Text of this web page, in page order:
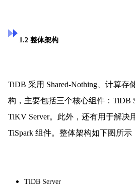
1.2 整体架构
TiDB 采用 Shared-Nothing、计算存
构，主要包括三个核心组件：TiDB
TiKV Server。此外，还有用于解决
TiSpark 组件。整体架构如下图所示
TiDB Server